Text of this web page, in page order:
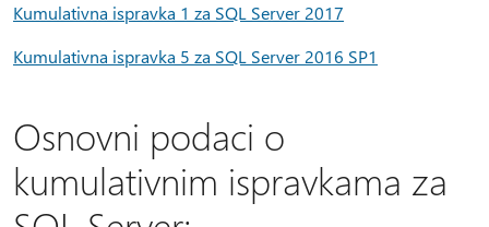
Kumulativna ispravka 1 za SQL Server 2017
Kumulativna ispravka 5 za SQL Server 2016 SP1
Osnovni podaci o
kumulativnim ispravkama za